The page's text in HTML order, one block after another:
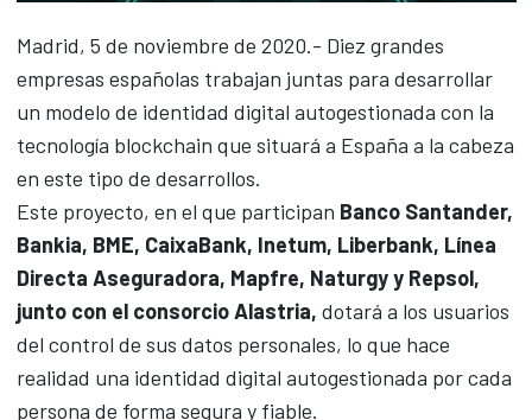
Madrid, 5 de noviembre de 2020.- Diez grandes
empresas españolas trabajan juntas para desarrollar
un modelo de identidad digital autogestionada con la
tecnología blockchain que situará a España a la cabeza
en este tipo de desarrollos.
Este proyecto, en el que participan Banco Santander,
Bankia, BME, CaixaBank, Inetum, Liberbank, Línea
Directa Aseguradora, Mapfre, Naturgy y Repsol,
junto con el consorcio Alastria, dotará a los usuarios
del control de sus datos personales, lo que hace
realidad una identidad digital autogestionada por cada
persona de forma segura y fiable.